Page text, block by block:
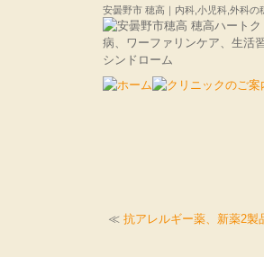
安曇野市 穂高｜内科,小児科,外科の
≪ 抗アレルギー薬、新薬2製